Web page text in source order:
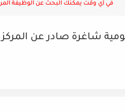
في أي وقت يمكنك البحث عن الوظيفة
شاغرة صادر عن المركز